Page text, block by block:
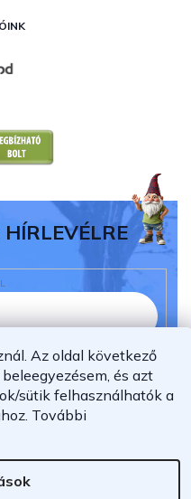
Az oldal következő
és azt
sütik felhasználhatók a
További
azadatvédelmi
készítette